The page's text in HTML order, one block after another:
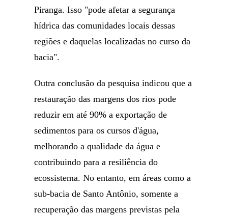
Piranga. Isso "pode afetar a segurança
hídrica das comunidades locais dessas
regiões e daquelas localizadas no curso da
bacia".
Outra conclusão da pesquisa indicou que a
restauração das margens dos rios pode
reduzir em até 90% a exportação de
sedimentos para os cursos d'água,
melhorando a qualidade da água e
contribuindo para a resiliência do
ecossistema. No entanto, em áreas como a
sub-bacia de Santo Antônio, somente a
recuperação das margens previstas pela